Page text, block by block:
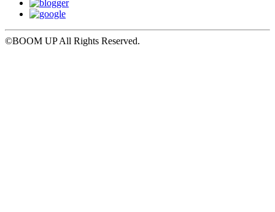
©BOOM UP All Rights Reserved.